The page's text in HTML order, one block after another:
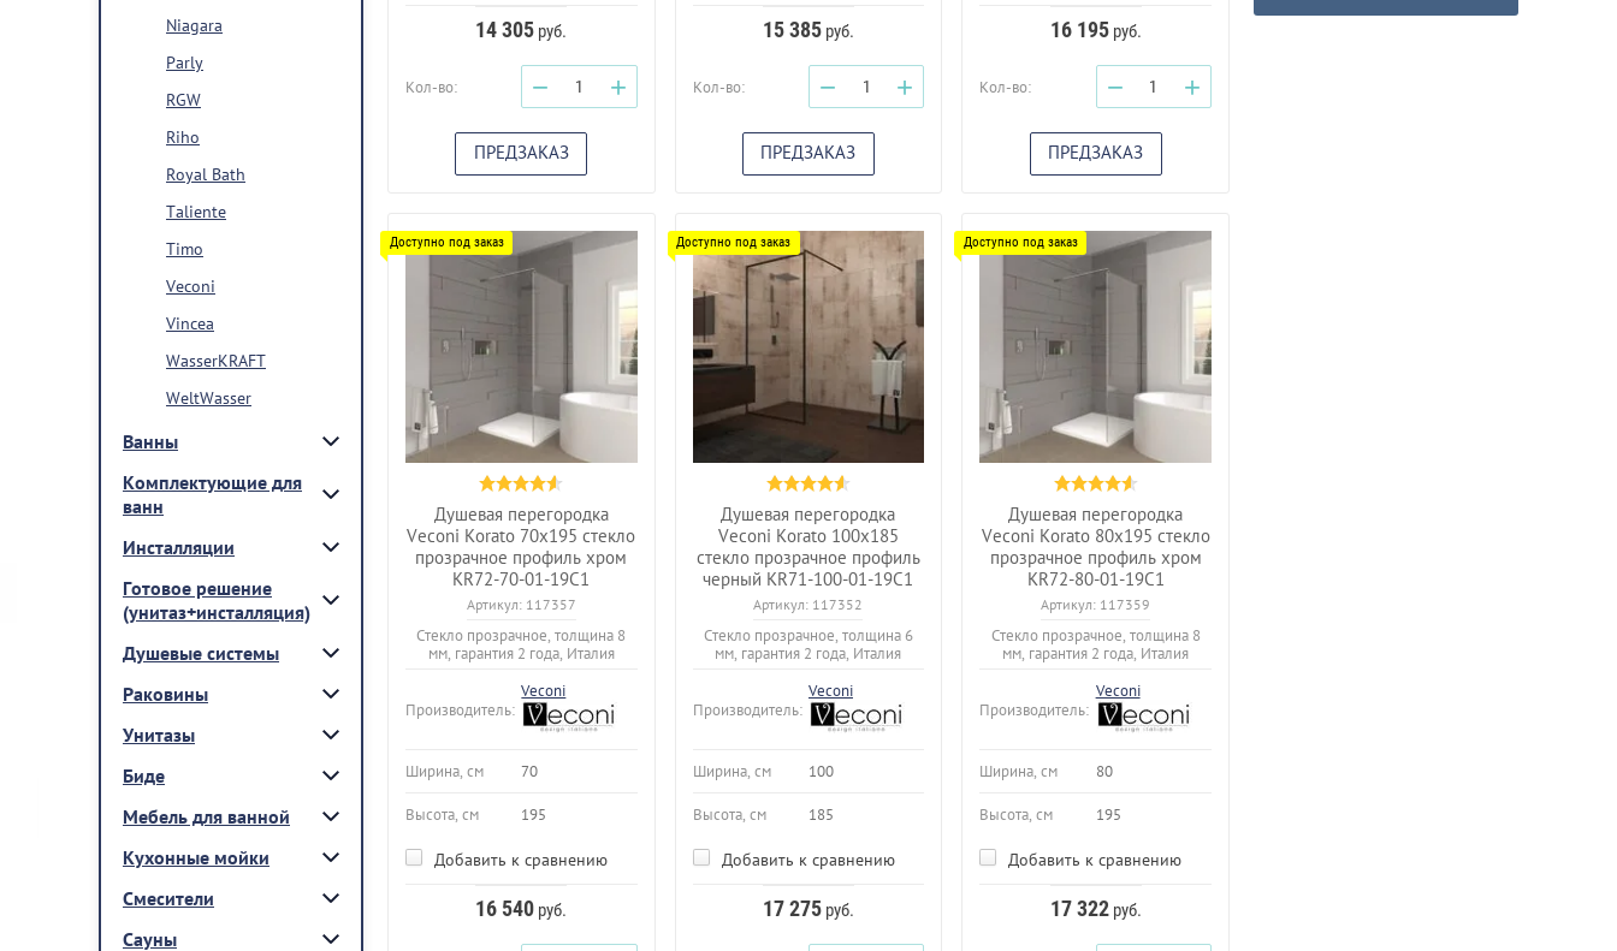
Niagara
Parly
RGW
Riho
Royal Bath
Taliente
Timo
Veconi
Vincea
WasserKRAFT
WeltWasser
Ванны
Комплектующие для
ванн
Инсталляции
Готовое решение
(унитаз+инсталляция)
Душевые системы
Раковины
Унитазы
Биде
Мебель для ванной
Кухонные мойки
Смесители
Сауны
14 305 руб.
Кол-во: − +
ПРЕДЗАКАЗ
15 385руб.
Кол-во: − +
ПРЕДЗАКАЗ
16 195руб.
Кол-во: − +
ПРЕДЗАКАЗ
Душевая перегородка
Veconi Korato 70x195 стекло
прозрачное профиль хром
KR72-70-01-19C1
Артикул:117357
Стекло прозрачное, толщина 8
мм, гарантия 2 года, Италия
Производитель:
Veconi
Ширина, см 70
Высота, см 195
Добавить к сравнению
16 540 руб.
Душевая перегородка
Veconi Korato 100x185
стекло прозрачное профиль
черный KR71-100-01-19C1
Артикул: 117352
Стекло прозрачное, толщина 6
мм, гарантия 2 года, Италия
Производитель:
Veconi
Ширина, см 100
Высота, см 185
Добавить к сравнению
17 275руб.
Душевая перегородка
Veconi Korato 80x195 стекло
прозрачное профиль хром
KR72-80-01-19C1
Артикул: 117359
Стекло прозрачное, толщина 8
мм, гарантия 2 года, Италия
Производитель:
Veconi
Ширина, см 80
Высота, см 195
Добавить к сравнению
17 322руб.